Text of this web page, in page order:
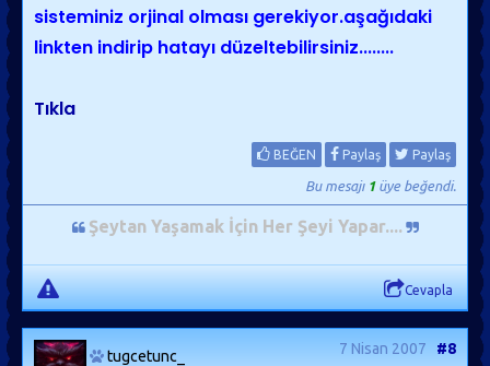
sisteminiz orjinal olması gerekiyor.aşağıdaki
linkten indirip hatayı düzeltebilirsiniz........
Tıkla
BEĞEN Paylaş Paylaş
Bu mesajı 1üye beğendi.
Şeytan Yaşamak İçin Her Şeyi Yapar....
Cevapla
tugcetunc_ 7 Nisan 2007 #8